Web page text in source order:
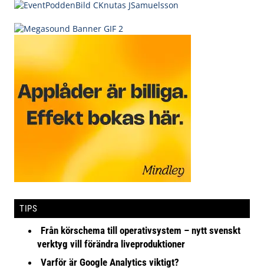
TIPS
Från körschema till operativsystem – nytt svenskt
verktyg vill förändra liveproduktioner
Varför är Google Analytics viktigt?